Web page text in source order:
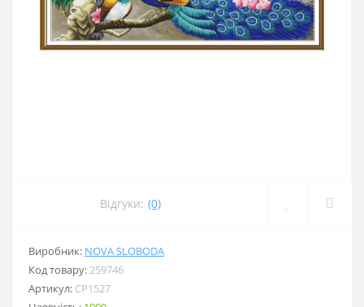
Відгуки: (0)
Виробник: NOVA SLOBODA
Код товару:259746
Артикул: СР1527